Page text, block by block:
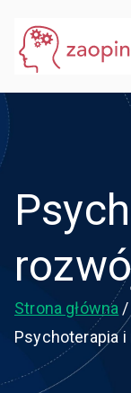
treści
Strona główna
Psychoterapia